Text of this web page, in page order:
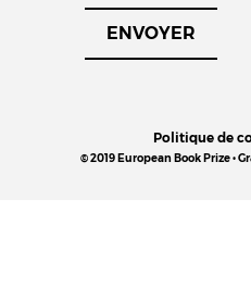
Politique de
© 2019 European Book Prize •